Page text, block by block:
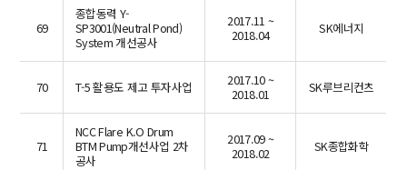
69
종합동력 Y-
SP3001(Neutral Pond)
System 개선공사
2017.11 ~
2018.04
SK에너지
70 T-5 활용도 제고 투자사업
2017.10 ~
2018.01
SK루브리컨츠
71
NCC Flare K.O Drum
BTM Pump개선사업 2차
공사
2017.09 ~
2018.02
SK종합화학